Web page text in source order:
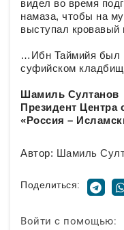
видел во время
намаза, чтобы на
выступал кровавый
…Ибн Таймийя был
суфийском
Шамиль Султанов
Президент Центра
«Россия –
Автор: Шамиль
Поделиться:
Войти с помощью: